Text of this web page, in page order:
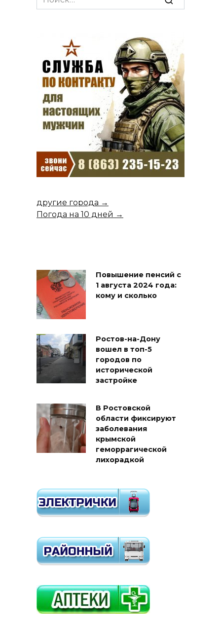
for:
другие города →
Погода на 10 дней →
Повышение пенсий с
1 августа 2024 года:
кому и сколько
Ростов-на-Дону
вошел в топ-5
городов по
исторической
застройке
В Ростовской
области фиксируют
заболевания
крымской
геморрагической
лихорадкой